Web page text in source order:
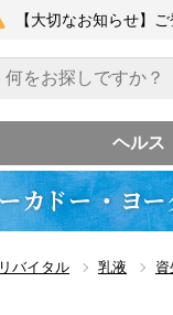
【大切なお知らせ】
ヘルス
リバイタル 乳液